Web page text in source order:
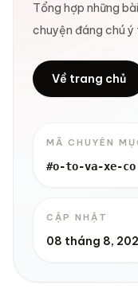
Tổng hợp những
chuyện đáng chú ý
Về trang chủ
MÃ CHUYÊN
#o-to-va-xe-co
CẬP NHẬT
08 tháng 8,